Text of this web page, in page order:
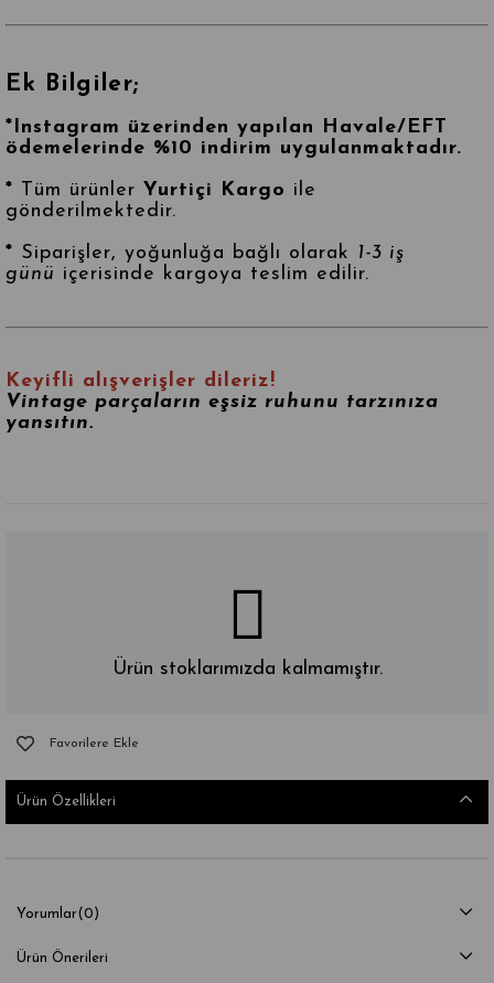
Ek Bilgiler;
*Instagram üzerinden yapılan Havale/EFT
ödemelerinde %10 indirim uygulanmaktadır.
* Tüm ürünler Yurtiçi Kargo ile
gönderilmektedir.
* Siparişler, yoğunluğa bağlı olarak 1-3 iş
günü içerisinde kargoya teslim edilir.
Keyifli alışverişler dileriz!
Vintage parçaların eşsiz ruhunu tarzınıza
yansıtın.
Ürün stoklarımızda kalmamıştır.
Favorilere Ekle
Ürün Özellikleri
Yorumlar(0)
Ürün Önerileri